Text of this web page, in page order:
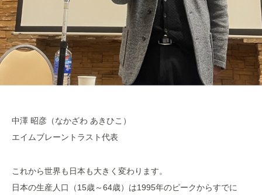
中澤 昭彦（なかざわ あきひこ）
エイムブレーントラスト代表
これから世界も日本も大きく変わります。
日本の生産人口（15歳～64歳）は1995年のピークからすでに